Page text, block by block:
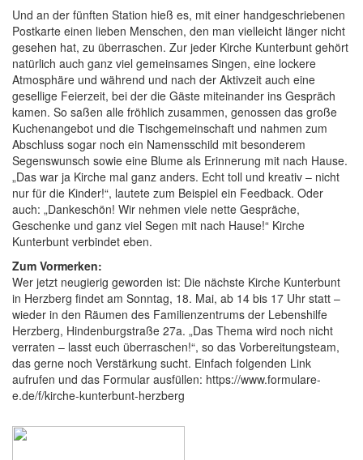
Und an der fünften Station hieß es, mit einer handgeschriebenen
Postkarte einen lieben Menschen, den man vielleicht länger nicht
gesehen hat, zu überraschen. Zur jeder Kirche Kunterbunt gehört
natürlich auch ganz viel gemeinsames Singen, eine lockere
Atmosphäre und während und nach der Aktivzeit auch eine
gesellige Feierzeit, bei der die Gäste miteinander ins Gespräch
kamen. So saßen alle fröhlich zusammen, genossen das große
Kuchenangebot und die Tischgemeinschaft und nahmen zum
Abschluss sogar noch ein Namensschild mit besonderem
Segenswunsch sowie eine Blume als Erinnerung mit nach Hause.
„Das war ja Kirche mal ganz anders. Echt toll und kreativ – nicht
nur für die Kinder!“, lautete zum Beispiel ein Feedback. Oder
auch: „Dankeschön! Wir nehmen viele nette Gespräche,
Geschenke und ganz viel Segen mit nach Hause!“ Kirche
Kunterbunt verbindet eben.
Zum Vormerken:
Wer jetzt neugierig geworden ist: Die nächste Kirche Kunterbunt
in Herzberg findet am Sonntag, 18. Mai, ab 14 bis 17 Uhr statt –
wieder in den Räumen des Familienzentrums der Lebenshilfe
Herzberg, Hindenburgstraße 27a. „Das Thema wird noch nicht
verraten – lasst euch überraschen!“, so das Vorbereitungsteam,
das gerne noch Verstärkung sucht. Einfach folgenden Link
aufrufen und das Formular ausfüllen: https://www.formulare-
e.de/f/kirche-kunterbunt-herzberg